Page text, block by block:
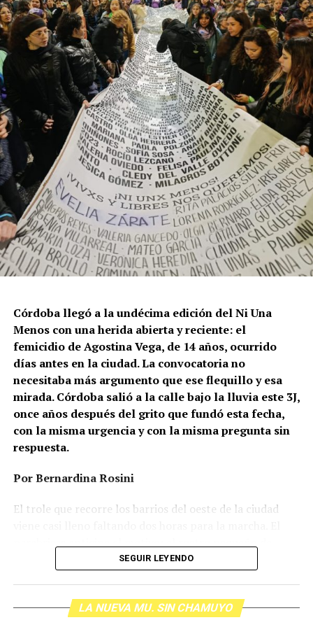
productores, docentes, ambientalistas y vecinos que
resisten otra avanzada sobre un territorio en disputa.
Por Francisco Pandolfi
Gonzalo Giles, pensador y
comunicador «disca»: Error en el
Ganar la vida: La historia de (no)
Su hijo Ciro tenía 120 veces más agrotóxicos que lo
donde se encontraron pesticidas hasta en el agua de red.
Córdoba llegó a la undécima edición del Ni Una
Menos con una herida abierta y reciente: el
femicidio de Agostina Vega, de 14 años, ocurrido
días antes en la ciudad. La convocatoria no
necesitaba más argumento que ese flequillo y esa
mirada. Córdoba salió a la calle bajo la lluvia este 3J,
once años después del grito que fundó esta fecha,
con la misma urgencia y con la misma pregunta sin
respuesta.
Por Bernardina Rosini
El trole que recorre los barrios del oeste de la ciudad
Agostina Vega, 14 años. Era fácil intuir que será una
atiende a su gente. Los que ocupan los sillones más
SEGUIR LEYENDO
LA NUEVA MU. SIN CHAMUYO